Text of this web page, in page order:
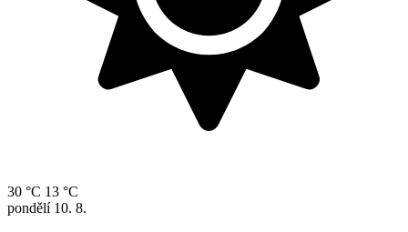
30 °C 13 °C
pondělí 10. 8.